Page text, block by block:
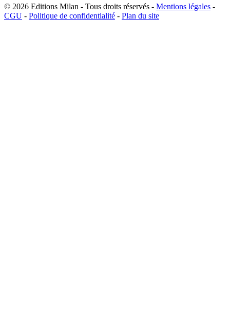
© 2026 Editions Milan - Tous droits réservés - Mentions légales -
CGU - Politique de confidentialité - Plan du site